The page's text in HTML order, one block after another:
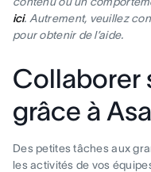
ici. Autrement, veuillez
pour obtenir de l’aide.
Collaborer
grâce à
Des petites tâches aux
les activités de vos